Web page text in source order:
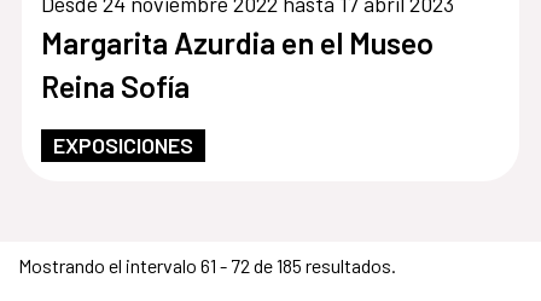
Margarita Azurdia en el Museo
Reina Sofía
EXPOSICIONES
Mostrando el intervalo 61 - 72 de 185 resultados.